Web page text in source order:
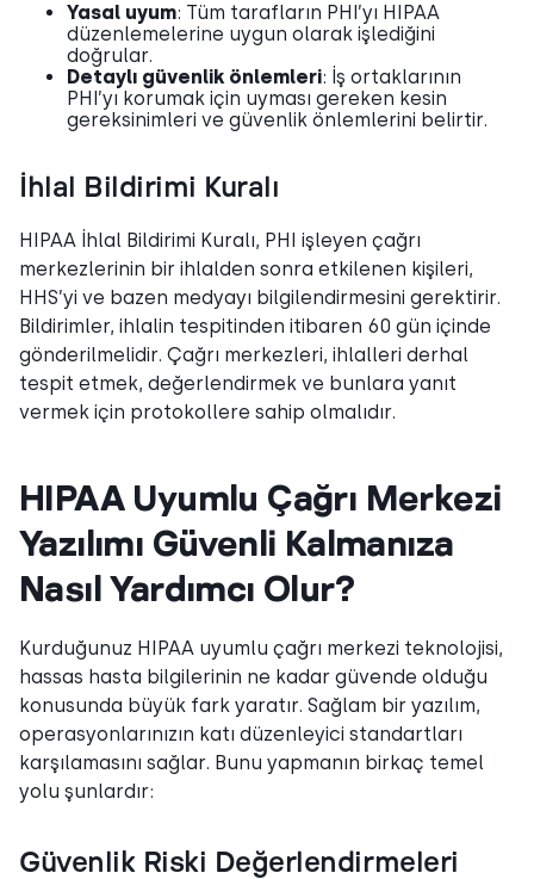
Yasal uyum: Tüm tarafların PHI’yı HIPAA
düzenlemelerine uygun olarak işlediğini
doğrular.
Detaylı güvenlik önlemleri: İş ortaklarının
PHI’yı korumak için uyması gereken kesin
gereksinimleri ve güvenlik önlemlerini belirtir.
İhlal Bildirimi Kuralı
HIPAA İhlal Bildirimi Kuralı, PHI işleyen çağrı
merkezlerinin bir ihlalden sonra etkilenen kişileri,
HHS’yi ve bazen medyayı bilgilendirmesini gerektirir.
Bildirimler, ihlalin tespitinden itibaren 60 gün içinde
gönderilmelidir. Çağrı merkezleri, ihlalleri derhal
tespit etmek, değerlendirmek ve bunlara yanıt
vermek için protokollere sahip olmalıdır.
HIPAA Uyumlu Çağrı Merkezi
Yazılımı Güvenli Kalmanıza
Nasıl Yardımcı Olur?
Kurduğunuz HIPAA uyumlu çağrı merkezi teknolojisi,
hassas hasta bilgilerinin ne kadar güvende olduğu
konusunda büyük fark yaratır. Sağlam bir yazılım,
operasyonlarınızın katı düzenleyici standartları
karşılamasını sağlar. Bunu yapmanın birkaç temel
yolu şunlardır:
Güvenlik Riski Değerlendirmeleri